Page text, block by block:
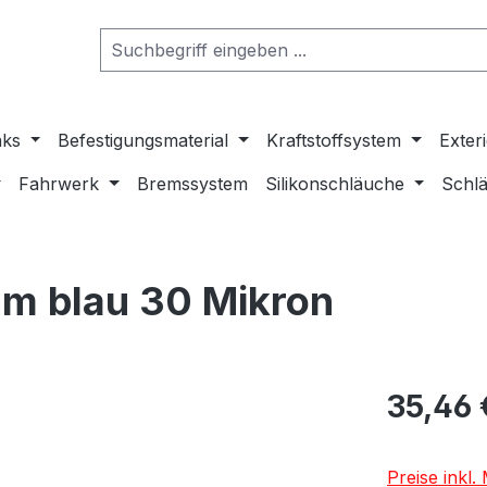
Befestigungsmaterial Kraftstoffsystem
Fahrwerk Bremssystem Silikonschläuche
blau 30 Mikron
35,46
Preise inkl.